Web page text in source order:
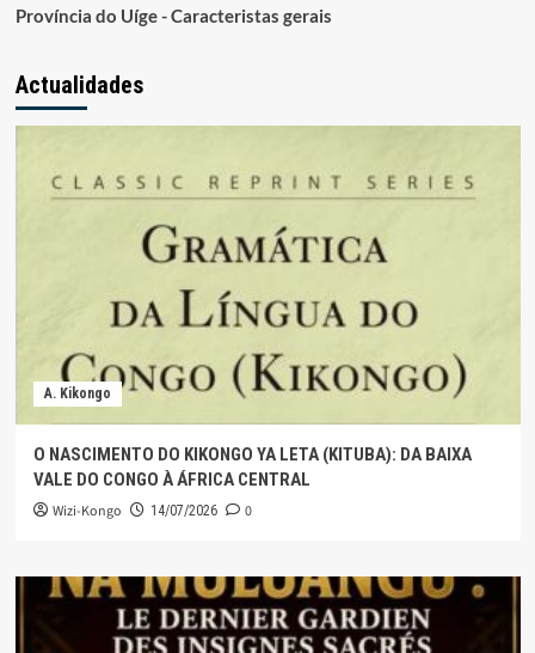
Província do Uíge - Caracteristas gerais
Actualidades
A. Kikongo
O NASCIMENTO DO KIKONGO YA LETA (KITUBA): DA BAIXA
VALE DO CONGO À ÁFRICA CENTRAL
Wizi-Kongo 14/07/2026 0